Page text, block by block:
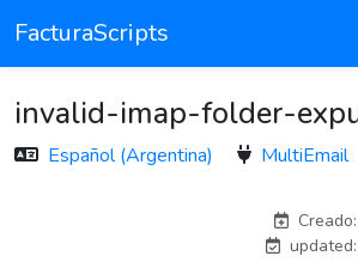
FacturaScripts
invalid-imap-folder-
Español (Argentina) MultiEmail